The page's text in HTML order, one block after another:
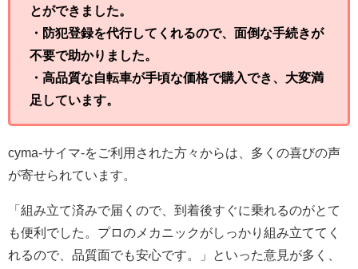
とができました。
・防犯登録を代行してくれるので、面倒な手続きが
不要で助かりました。
・高品質な自転車が手頃な価格で購入でき、大変満
足しています。
cyma-サイマ-をご利用された方々からは、多くの喜びの声
が寄せられています。
「組み立て済みで届くので、到着後すぐに乗れるのがとて
も便利でした。プロのメカニックがしっかり組み立ててく
れるので、品質面でも安心です。」といった意見が多く、